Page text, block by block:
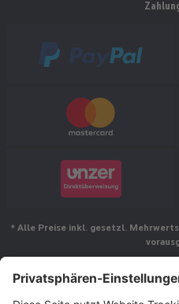
* Alle Preise inkl. gesetzl.
Folgen